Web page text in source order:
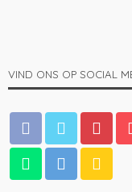
MANNEN
De baardkam: een
VIND ONS OP SOCIAL